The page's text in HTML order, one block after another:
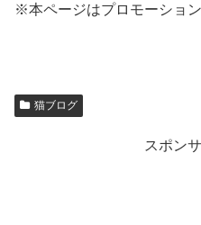
※本ページはプロモーショ
猫ブログ
スポン